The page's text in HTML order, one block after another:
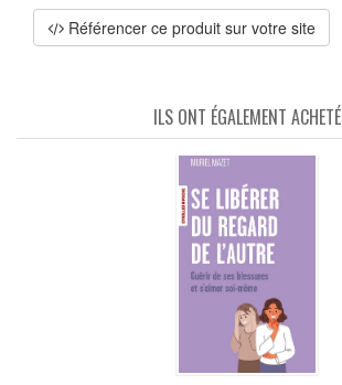
Référencer ce produit sur votre site
ILS ONT ÉGALEMENT ACHETÉ